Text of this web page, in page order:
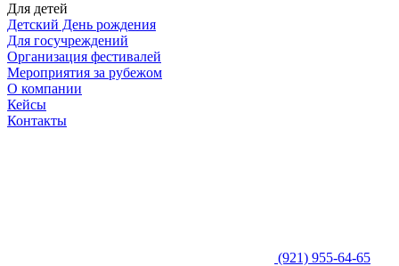
Для детей
Детский День рождения
Для госучреждений
Организация фестивалей
Мероприятия за рубежом
О компании
Кейсы
Контакты
(921) 955-64-65